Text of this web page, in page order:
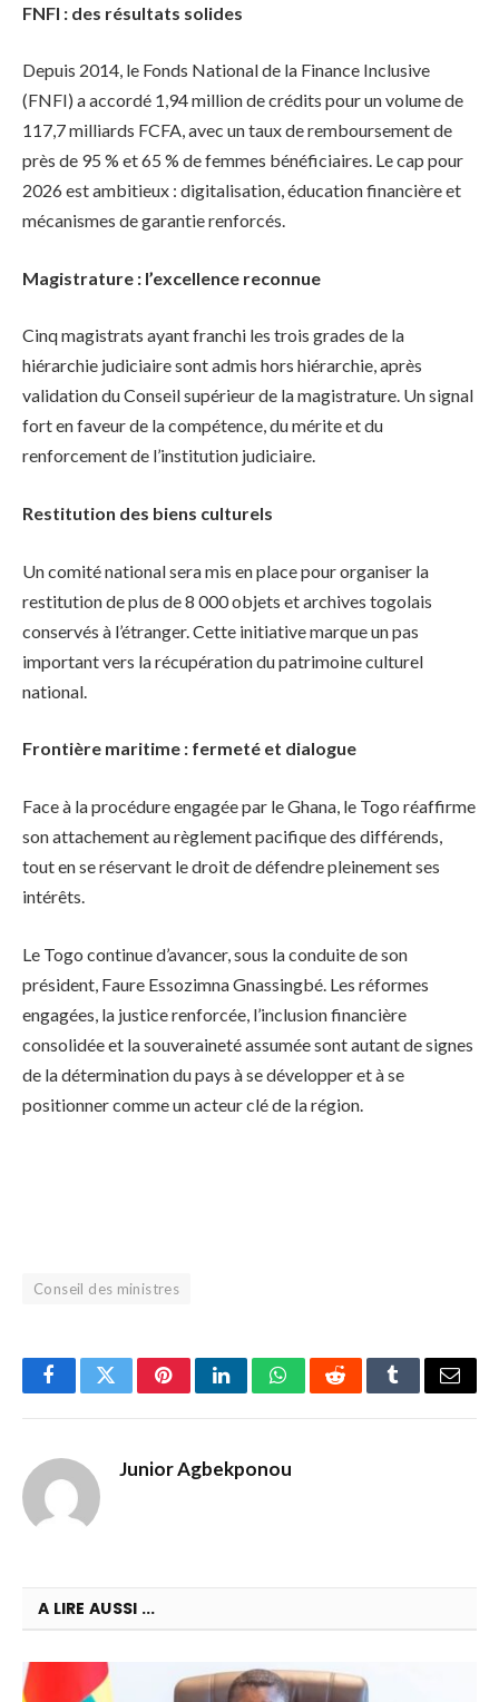
FNFI : des résultats solides
Depuis 2014, le Fonds National de la Finance Inclusive
(FNFI) a accordé 1,94 million de crédits pour un volume de
117,7 milliards FCFA, avec un taux de remboursement de
près de 95 % et 65 % de femmes bénéficiaires. Le cap pour
2026 est ambitieux : digitalisation, éducation financière et
mécanismes de garantie renforcés.
Magistrature : l’excellence reconnue
Cinq magistrats ayant franchi les trois grades de la
hiérarchie judiciaire sont admis hors hiérarchie, après
validation du Conseil supérieur de la magistrature. Un signal
fort en faveur de la compétence, du mérite et du
renforcement de l’institution judiciaire.
Restitution des biens culturels
Un comité national sera mis en place pour organiser la
restitution de plus de 8 000 objets et archives togolais
conservés à l’étranger. Cette initiative marque un pas
important vers la récupération du patrimoine culturel
national.
Frontière maritime : fermeté et dialogue
Face à la procédure engagée par le Ghana, le Togo réaffirme
son attachement au règlement pacifique des différends,
tout en se réservant le droit de défendre pleinement ses
intérêts.
Le Togo continue d’avancer, sous la conduite de son
président, Faure Essozimna Gnassingbé. Les réformes
engagées, la justice renforcée, l’inclusion financière
consolidée et la souveraineté assumée sont autant de signes
de la détermination du pays à se développer et à se
positionner comme un acteur clé de la région.
Conseil des ministres
FacebookTwitterPinterestLinkedInWhatsAppRedditTumblrEmail
Junior Agbekponou
A LIRE AUSSI ...